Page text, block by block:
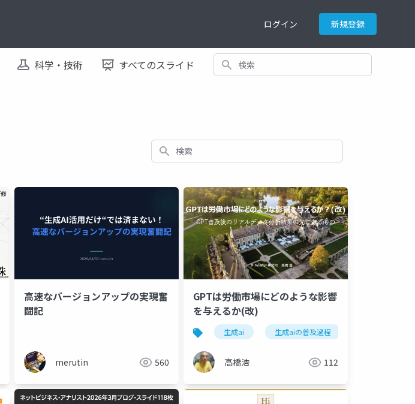
ログイン 新規登録
科学・技術 すべてのスライド 検索
検索
高速なバージョンアップの実現奮
闘記
merutin 560
GPTは労働市場にどのような影響
を与えるか(改)
生成ai 生成aiの普及過程
高橋浩 112